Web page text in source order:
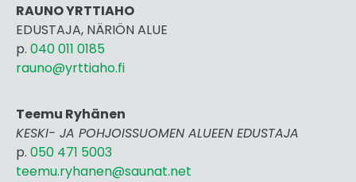
RAUNO YRTTIAHO
EDUSTAJA, NÄRIÖN ALUE
p. 040 011 0185
rauno@yrttiaho.fi
Teemu Ryhänen
KESKI- JA POHJOISSUOMEN ALUEEN EDUSTAJA
p. 050 471 5003
teemu.ryhanen@saunat.net